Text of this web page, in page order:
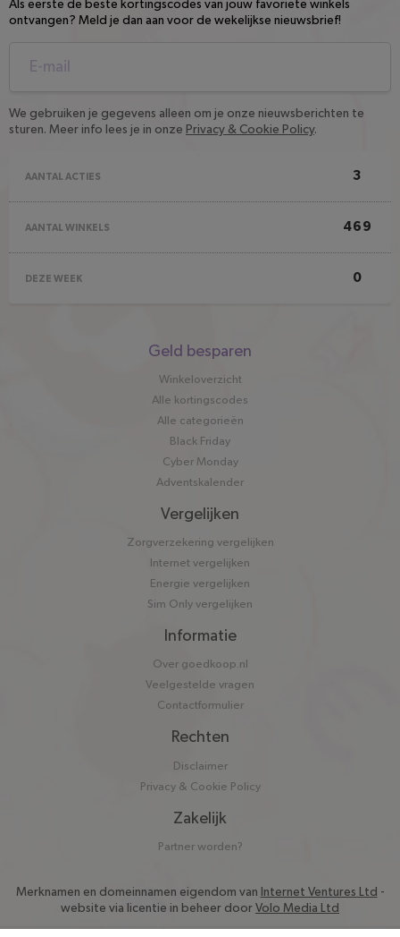
Als eerste de beste kortingscodes van jouw favoriete winkels
ontvangen? Meld je dan aan voor de wekelijkse nieuwsbrief!
We gebruiken je gegevens alleen om je onze nieuwsberichten te
sturen. Meer info lees je in onze Privacy & Cookie Policy.
AANTAL ACTIES 3
AANTAL WINKELS 469
DEZE WEEK 0
Geld besparen
Winkeloverzicht
Alle kortingscodes
Alle categorieën
Black Friday
Cyber Monday
Adventskalender
Vergelijken
Zorgverzekering vergelijken
Internet vergelijken
Energie vergelijken
Sim Only vergelijken
Informatie
Over goedkoop.nl
Veelgestelde vragen
Contactformulier
Rechten
Disclaimer
Privacy & Cookie Policy
Zakelijk
Partner worden?
Merknamen en domeinnamen eigendom van Internet Ventures Ltd -
website via licentie in beheer door Volo Media Ltd